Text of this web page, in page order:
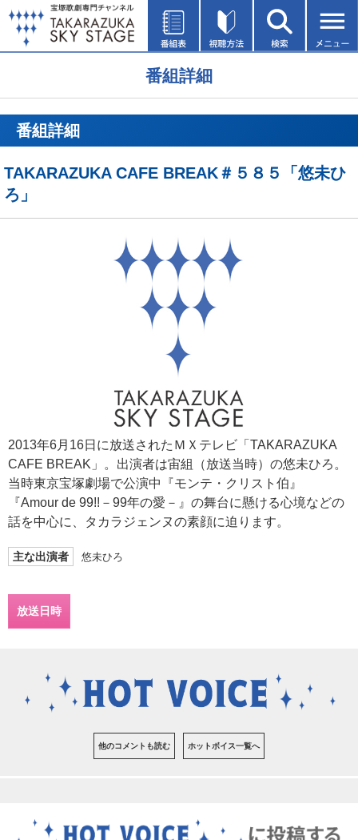
番組詳細
番組詳細
TAKARAZUKA CAFE BREAK＃５８５「悠未ひ
ろ」
2013年6月16日に放送されたＭＸテレビ「TAKARAZUKA
CAFE BREAK」。出演者は宙組（放送当時）の悠未ひろ。
当時東京宝塚劇場で公演中『モンテ・クリスト伯』
『Amour de 99!!－99年の愛－』の舞台に懸ける心境などの
話を中心に、タカラジェンヌの素顔に迫ります。
主な出演者 悠未ひろ
放送日時
他のコメントも読む ホットボイス一覧へ